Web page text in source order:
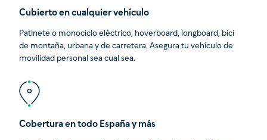
Cubierto en cualquier vehículo
Patinete o monociclo eléctrico, hoverboard, longboard, bici
de montaña, urbana y de carretera. Asegura tu vehículo de
movilidad personal sea cual sea.
Cobertura en todo España y más